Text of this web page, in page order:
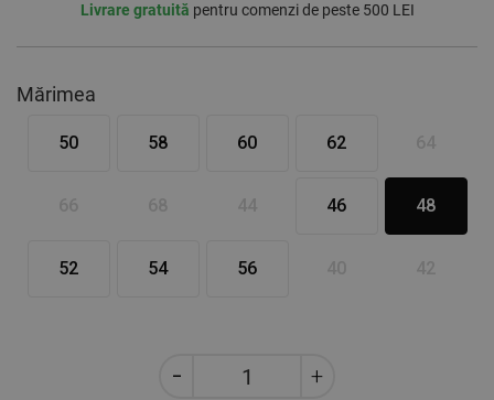
Livrare gratuită pentru comenzi de peste 500 LEI
Mărimea
50 58 60 62
46 48
52 54 56